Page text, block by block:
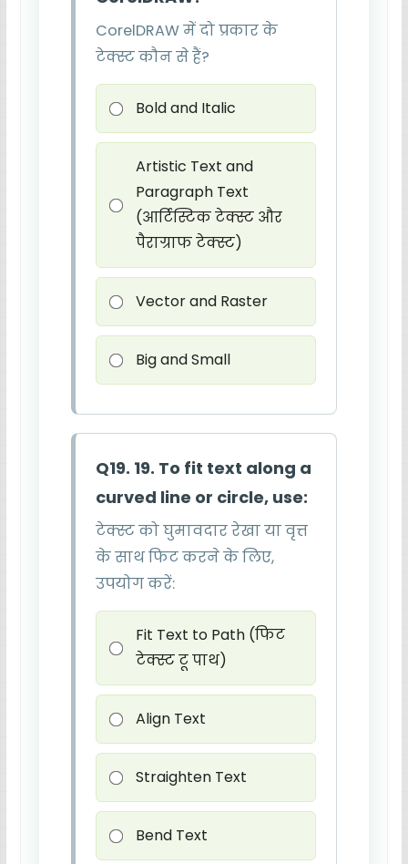
CorelDRAW में दो प्रकार के
टेक्स्ट कौन से हैं?
Bold and Italic
Artistic Text and
Paragraph Text
(आर्टिस्टिक टेक्स्ट और
पैराग्राफ टेक्स्ट)
Vector and Raster
Big and Small
Q19. 19. To fit text along a
curved line or circle, use:
टेक्स्ट को घुमावदार रेखा या वृत्त
के साथ फिट करने के लिए,
उपयोग करें:
Fit Text to Path (फिट
टेक्स्ट टू पाथ)
Align Text
Straighten Text
Bend Text